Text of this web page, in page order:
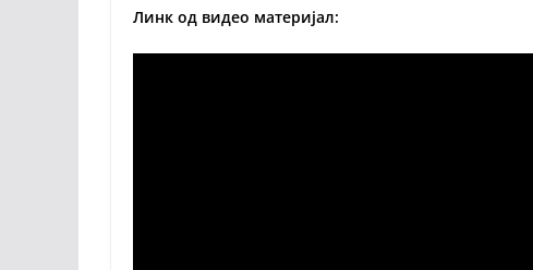
Линк од видео материјал: